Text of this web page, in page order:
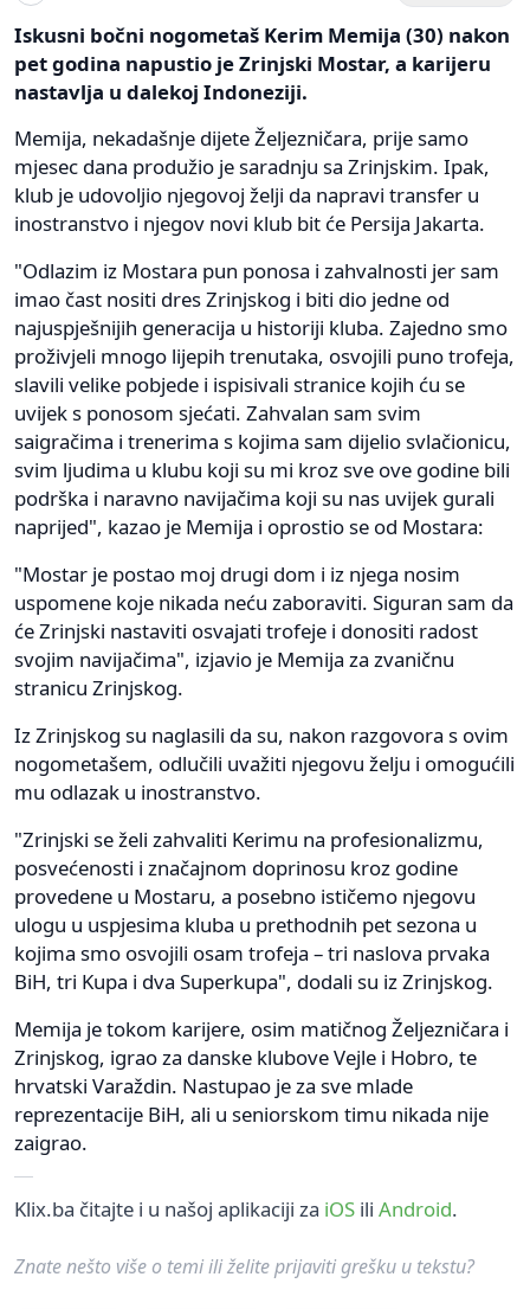
Iskusni bočni nogometaš Kerim Memija (30) nakon
pet godina napustio je Zrinjski Mostar, a karijeru
nastavlja u dalekoj Indoneziji.
Memija, nekadašnje dijete Željezničara, prije samo
mjesec dana produžio je saradnju sa Zrinjskim. Ipak,
klub je udovoljio njegovoj želji da napravi transfer u
inostranstvo i njegov novi klub bit će Persija Jakarta.
"Odlazim iz Mostara pun ponosa i zahvalnosti jer sam
imao čast nositi dres Zrinjskog i biti dio jedne od
najuspješnijih generacija u historiji kluba. Zajedno smo
proživjeli mnogo lijepih trenutaka, osvojili puno trofeja,
slavili velike pobjede i ispisivali stranice kojih ću se
uvijek s ponosom sjećati. Zahvalan sam svim
saigračima i trenerima s kojima sam dijelio svlačionicu,
svim ljudima u klubu koji su mi kroz sve ove godine bili
podrška i naravno navijačima koji su nas uvijek gurali
naprijed", kazao je Memija i oprostio se od Mostara:
"Mostar je postao moj drugi dom i iz njega nosim
uspomene koje nikada neću zaboraviti. Siguran sam da
će Zrinjski nastaviti osvajati trofeje i donositi radost
svojim navijačima", izjavio je Memija za zvaničnu
stranicu Zrinjskog.
Iz Zrinjskog su naglasili da su, nakon razgovora s ovim
nogometašem, odlučili uvažiti njegovu želju i omogućili
mu odlazak u inostranstvo.
"Zrinjski se želi zahvaliti Kerimu na profesionalizmu,
posvećenosti i značajnom doprinosu kroz godine
provedene u Mostaru, a posebno ističemo njegovu
ulogu u uspjesima kluba u prethodnih pet sezona u
kojima smo osvojili osam trofeja – tri naslova prvaka
BiH, tri Kupa i dva Superkupa", dodali su iz Zrinjskog.
Memija je tokom karijere, osim matičnog Željezničara i
Zrinjskog, igrao za danske klubove Vejle i Hobro, te
hrvatski Varaždin. Nastupao je za sve mlade
reprezentacije BiH, ali u seniorskom timu nikada nije
zaigrao.
Klix.ba čitajte i u našoj aplikaciji za iOS ili Android.
Znate nešto više o temi ili želite prijaviti grešku u tekstu?